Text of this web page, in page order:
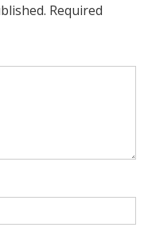
Required